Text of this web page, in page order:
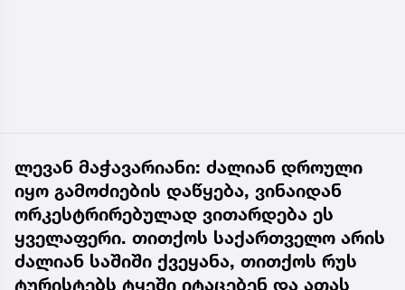
ლევან მაჭავარიანი: ძალიან დროული
იყო გამოძიების დაწყება, ვინაიდან
ორკესტრირებულად ვითარდება ეს
ყველაფერი. თითქოს საქართველო არის
ძალიან საშიში ქვეყანა, თითქოს რუს
ტურისტებს ტყეში იტაცებენ და ათას